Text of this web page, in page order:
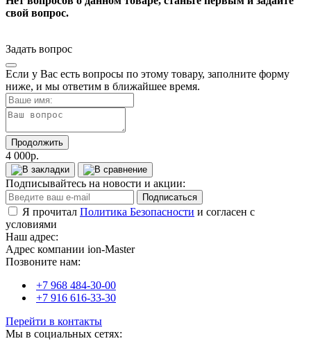
свой вопрос.
Задать вопрос
Если у Вас есть вопросы по этому товару, заполните форму
ниже, и мы ответим в ближайшее время.
Продолжить
4 000р.
Подписывайтесь на новости и акции:
Подписаться
Я прочитал Политика Безопасности и согласен с
условиями
Наш адрес:
Адрес компании ion-Master
Позвоните нам:
+7 968 484-30-00
+7 916 616-33-30
Перейти в контакты
Мы в социальных сетях: